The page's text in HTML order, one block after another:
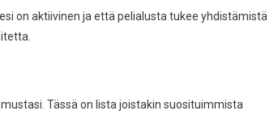
on aktiivinen ja että pelialusta tukee yhdistämistä
Tässä on lista joistakin suosituimmista